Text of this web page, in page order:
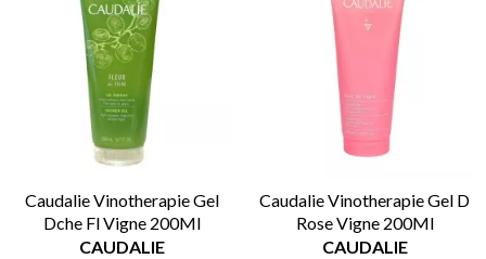
Caudalie Vinotherapie Gel
Dche Fl Vigne 200Ml
CAUDALIE
Caudalie Vinotherapie Gel D
Rose Vigne 200Ml
CAUDALIE